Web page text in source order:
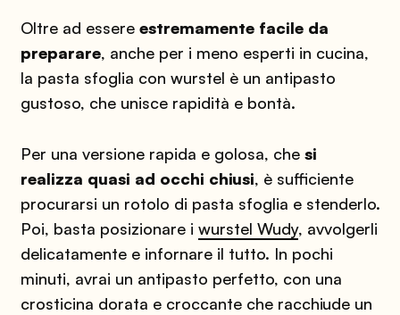
Oltre ad essere estremamente facile da
preparare, anche per i meno esperti in cucina,
la pasta sfoglia con wurstel è un antipasto
gustoso, che unisce rapidità e bontà.
Per una versione rapida e golosa, che si
realizza quasi ad occhi chiusi, è sufficiente
procurarsi un rotolo di pasta sfoglia e stenderlo.
Poi, basta posizionare i wurstel Wudy, avvolgerli
delicatamente e infornare il tutto. In pochi
minuti, avrai un antipasto perfetto, con una
crosticina dorata e croccante che racchiude un